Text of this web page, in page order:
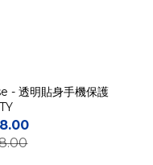
- 透明貼身手機保護